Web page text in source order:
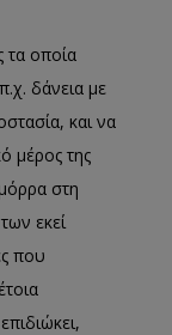
τα οποία
δάνεια με
και να
μέρος της
στη
εκεί
που